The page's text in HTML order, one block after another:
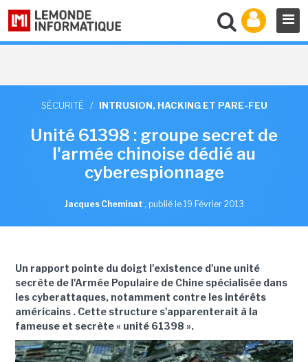
SÉCURITÉ / INTRUSION, HACKING ET PARE-FEU
Unité 61398 : groupe secret de
l'armée chinoise dédié au
cyberespionnage
Jacques Cheminat , publié le 19 Février 2013
Un rapport pointe du doigt l'existence d'une unité
secrète de l'Armée Populaire de Chinespécialisée dans
les cyberattaques, notamment contre les intérêts
américains . Cette structure s'apparenterait à la
fameuse et secrète « unité 61398 ».